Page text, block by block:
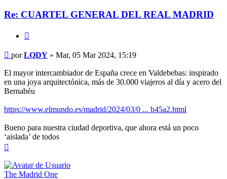
Re: CUARTEL GENERAL DEL REAL MADRID
Mensaje
porLQDY » Mar, 05 Mar 2024, 15:19
El mayor intercambiador de España crece en Valdebebas: inspirado
en una joya arquitectónica, más de 30.000 viajeros al día y acero del
Bernabéu
https://www.elmundo.es/madrid/2024/03/0 ... b45a2.html
Bueno para nuestra ciudad deportiva, que ahora está un poco
‘aislada’ de todos
The Madrid One